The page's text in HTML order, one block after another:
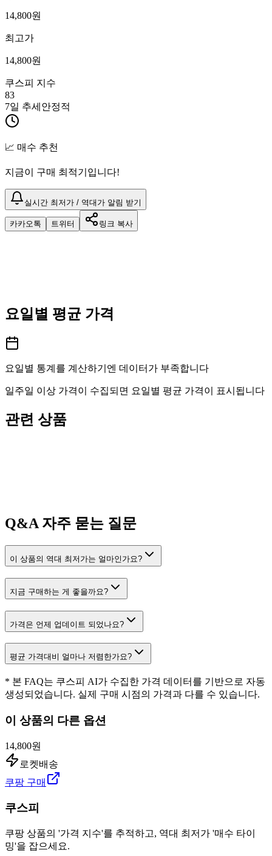
14,800원
최고가
14,800원
쿠스피 지수
83
7일 추세 안정적
📈 매수 추천
지금이 구매 최적기입니다!
실시간 최저가 / 역대가 알림 받기
카카오톡 트위터 링크 복사
요일별 평균 가격
요일별 통계를 계산하기엔 데이터가 부족합니다
일주일 이상 가격이 수집되면 요일별 평균 가격이 표시됩니다
관련 상품
Q&A자주 묻는 질문
이 상품의 역대 최저가는 얼마인가요?
지금 구매하는 게 좋을까요?
가격은 언제 업데이트 되었나요?
평균 가격대비 얼마나 저렴한가요?
* 본 FAQ는 쿠스피 AI가 수집한 가격 데이터를 기반으로 자동
생성되었습니다. 실제 구매 시점의 가격과 다를 수 있습니다.
이 상품의 다른 옵션
14,800원
로켓배송
쿠팡 구매
쿠스피
쿠팡 상품의 '가격 지수'를 추적하고, 역대 최저가 '매수 타이
밍'을 잡으세요.